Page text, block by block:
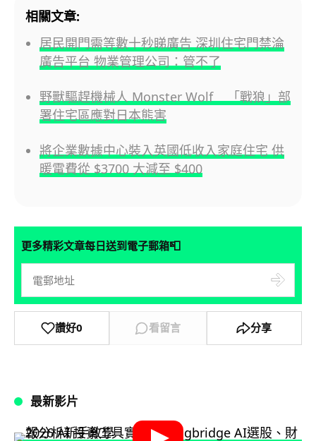
相關文章:
居民開門需等數十秒睇廣告 深圳住宅門禁淪
廣告平台 物業管理公司：管不了
野獸驅趕機械人 Monster Wolf 「戰狼」部
署住宅區應對日本熊害
將企業數據中心裝入英國低收入家庭住宅 供
暖電費從 $3700 大減至 $400
更多精彩文章每日送到電子郵箱📮
讚好0 看留言 分享
最新影片